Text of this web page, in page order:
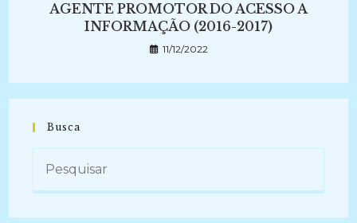
AGENTE PROMOTOR DO ACESSO A
INFORMAÇÃO (2016-2017)
11/12/2022
Busca